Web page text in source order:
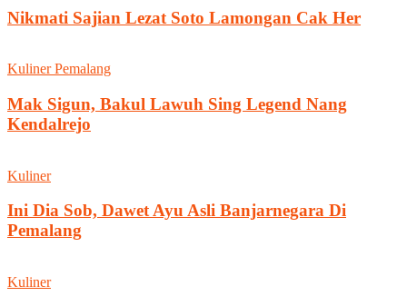
Nikmati Sajian Lezat Soto Lamongan Cak Her
Kuliner Pemalang
Mak Sigun, Bakul Lawuh Sing Legend Nang
Kendalrejo
Kuliner
Ini Dia Sob, Dawet Ayu Asli Banjarnegara Di
Pemalang
Kuliner